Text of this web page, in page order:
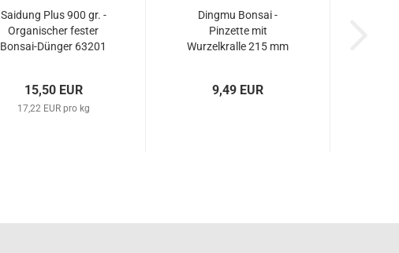
Saidung Plus 900 gr. -
Organischer fester
Bonsai-Dünger 63201
15,50 EUR
17,22 EUR pro kg
Dingmu Bonsai -
Pinzette mit
Wurzelkralle 215 mm
9,49 EUR